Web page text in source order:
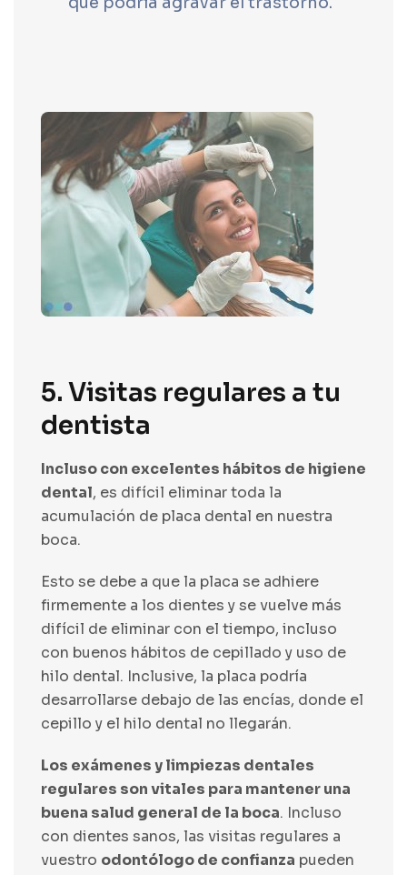
5. Visitas regulares a tu
dentista
Incluso con excelentes hábitos de higiene
dental, es difícil eliminar toda la
acumulación de placa dental en nuestra
boca.
Esto se debe a que la placa se adhiere
firmemente a los dientes y se vuelve más
difícil de eliminar con el tiempo, incluso
con buenos hábitos de cepillado y uso de
hilo dental. Inclusive, la placa podría
desarrollarse debajo de las encías, donde el
cepillo y el hilo dental no llegarán.
Los exámenes y limpiezas dentales
regulares son vitales para mantener una
buena salud general de la boca. Incluso
con dientes sanos, las visitas regulares a
vuestro odontólogo de confianza pueden